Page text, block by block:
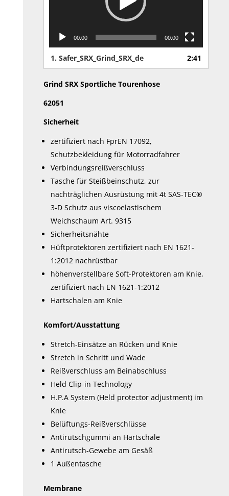
00:00 00:00
1.Safer_SRX_Grind_SRX_de 2:41
Grind SRX Sportliche Tourenhose
62051
Sicherheit
zertifiziert nach FprEN 17092,
Schutzbekleidung für Motorradfahrer
Verbindungsreißverschluss
Tasche für Steißbeinschutz, zur
nachträglichen Ausrüstung mit 4t SAS-TEC®
3-D Schutz aus viscoelastischem
Weichschaum Art. 9315
Sicherheitsnähte
Hüftprotektoren zertifiziert nach EN 1621-
1:2012 nachrüstbar
höhenverstellbare Soft-Protektoren am Knie,
zertifiziert nach EN 1621-1:2012
Hartschalen am Knie
Komfort/Ausstattung
Stretch-Einsätze an Rücken und Knie
Stretch in Schritt und Wade
Reißverschluss am Beinabschluss
Held Clip-in Technology
H.P.A System (Held protector adjustment) im
Knie
Belüftungs-Reißverschlüsse
Antirutschgummi an Hartschale
Antirutsch-Gewebe am Gesäß
1 Außentasche
Membrane